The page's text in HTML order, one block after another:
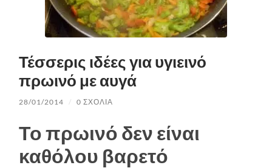
Τέσσερις ιδέες για υγιεινό
πρωινό με αυγά
28/01/2014 / 0 ΣΧΌΛΙΑ
Το πρωινό δεν είναι
καθόλου βαρετό